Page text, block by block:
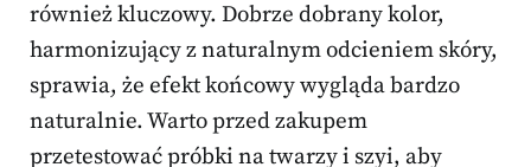
również kluczowy. Dobrze dobrany kolor,
harmonizujący z naturalnym odcieniem skóry,
sprawia, że efekt końcowy wygląda bardzo
naturalnie. Warto przed zakupem
przetestować próbki na twarzy i szyi, aby